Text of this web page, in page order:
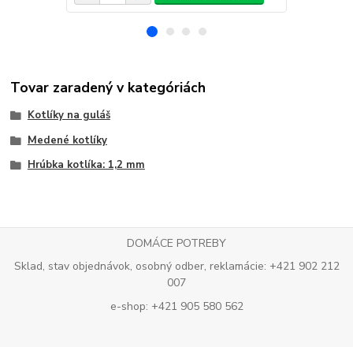
Tovar zaradený v kategóriách
Kotlíky na guláš
Medené kotlíky
Hrúbka kotlíka: 1,2 mm
DOMÁCE POTREBY
Sklad, stav objednávok, osobný odber, reklamácie: +421 902 212
007
e-shop: +421 905 580 562